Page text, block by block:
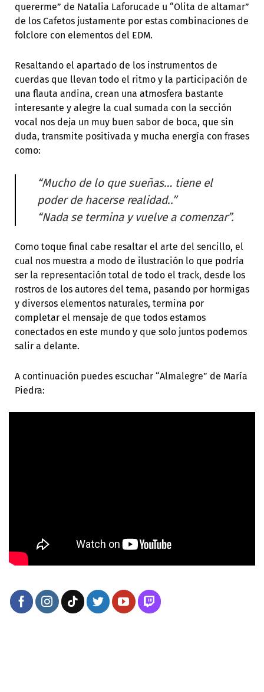
quererme” de Natalia Laforucade u “Olita de altamar”
de los Cafetos justamente por estas combinaciones de
folclore con elementos del EDM.
Resaltando el apartado de los instrumentos de
cuerdas que llevan todo el ritmo y la participación de
una flauta andina, crean una atmosfera bastante
interesante y alegre la cual sumada con la sección
vocal nos deja un muy buen sabor de boca, que sin
duda, transmite positivada y mucha energía con frases
como:
“Mucho de lo que sueñas… tiene el
poder de hacerse realidad..”
“Nada se termina y vuelve a comenzar”.
Como toque final cabe resaltar el arte del sencillo, el
cual nos muestra a modo de ilustración lo que podría
ser la representación total de todo el track, desde los
rostros de los autores del tema, pasando por hormigas
y diversos elementos naturales, termina por
completar el mensaje de que todos estamos
conectados en este mundo y que solo juntos podemos
salir a delante.
A continuación puedes escuchar “Almalegre” de María
Piedra: